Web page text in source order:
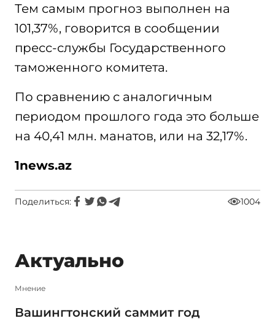
Тем самым прогноз выполнен на
101,37%, говорится в сообщении
пресс-службы Государственного
таможенного комитета.
По сравнению с аналогичным
периодом прошлого года это больше
на 40,41 млн. манатов, или на 32,17%.
1news.az
Поделиться: 1004
Актуально
Мнение
Вашингтонский саммит год